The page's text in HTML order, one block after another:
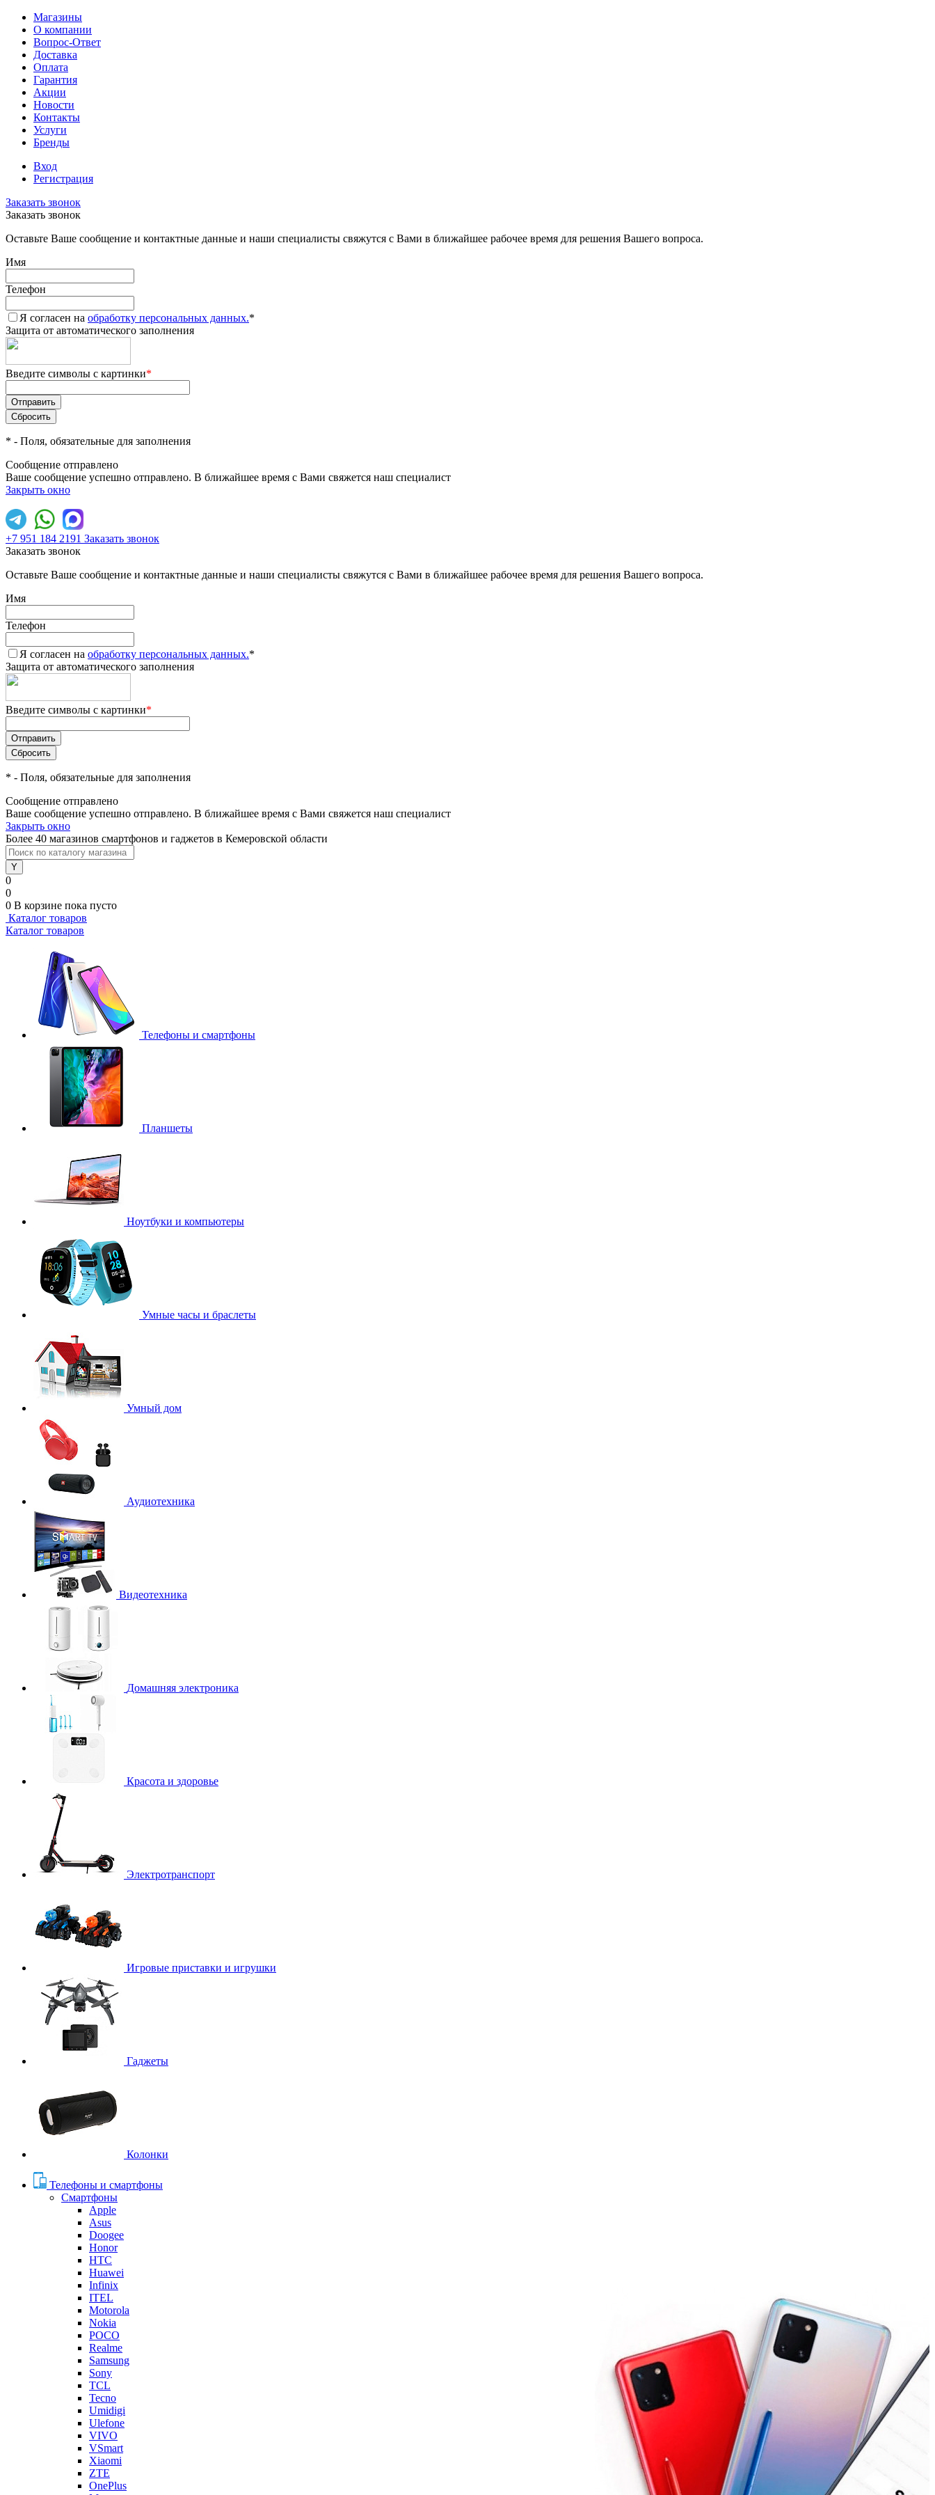
Магазины
О компании
Вопрос-Ответ
Доставка
Оплата
Гарантия
Акции
Новости
Контакты
Услуги
Бренды
Вход
Регистрация
Заказать звонок
Заказать звонок
Оставьте Ваше сообщение и контактные данные и наши специалисты свяжутся с Вами в ближайшее рабочее время для решения Вашего вопроса.
Имя
Телефон
Я согласен на обработку персональных данных.*
Защита от автоматического заполнения
Введите символы с картинки*
* - Поля, обязательные для заполнения
Сообщение отправлено
Ваше сообщение успешно отправлено. В ближайшее время с Вами свяжется наш специалист
Закрыть окно
+7 951 184 2191 Заказать звонок
Заказать звонок
Оставьте Ваше сообщение и контактные данные и наши специалисты свяжутся с Вами в ближайшее рабочее время для решения Вашего вопроса.
Имя
Телефон
Я согласен на обработку персональных данных.*
Защита от автоматического заполнения
Введите символы с картинки*
* - Поля, обязательные для заполнения
Сообщение отправлено
Ваше сообщение успешно отправлено. В ближайшее время с Вами свяжется наш специалист
Закрыть окно
Более 40 магазинов смартфонов и гаджетов в Кемеровской области
0
0
0 В корзине пока пусто
Каталог товаров
Каталог товаров
Телефоны и смартфоны
Планшеты
Ноутбуки и компьютеры
Умные часы и браслеты
Умный дом
Аудиотехника
Видеотехника
Домашняя электроника
Красота и здоровье
Электротранспорт
Игровые приставки и игрушки
Гаджеты
Колонки
Телефоны и смартфоны
Смартфоны
Apple
Asus
Doogee
Honor
HTC
Huawei
Infinix
ITEL
Motorola
Nokia
POCO
Realme
Samsung
Sony
TCL
Tecno
Umidigi
Ulefone
VIVO
VSmart
Xiaomi
ZTE
OnePlus